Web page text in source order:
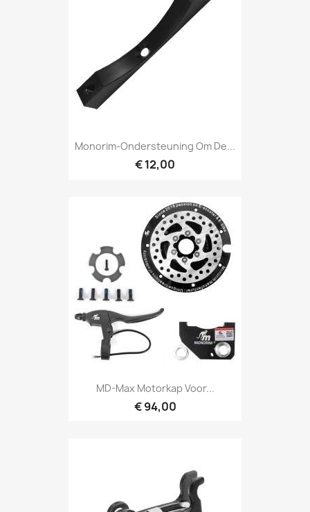
Monorim-Ondersteuning Om De...
€ 12,00
MD-Max Motorkap Voor...
€ 94,00